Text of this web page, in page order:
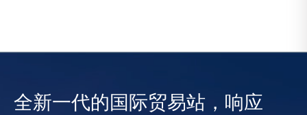
全新一代的国际贸易站，响应